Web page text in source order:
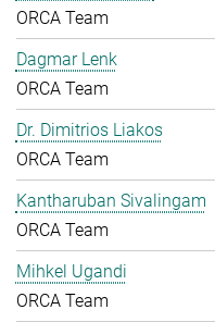
ORCA Team
Dagmar Lenk
ORCA Team
Dr. Dimitrios Liakos
ORCA Team
Kantharuban Sivalingam
ORCA Team
Mihkel Ugandi
ORCA Team